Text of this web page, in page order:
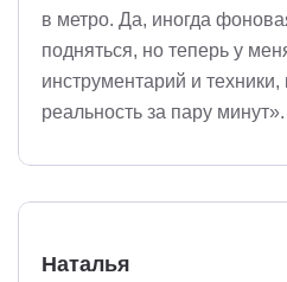
в метро. Да, иногда
подняться, но теперь у
инструментарий и техники,
реальность за пару минут».
Наталья